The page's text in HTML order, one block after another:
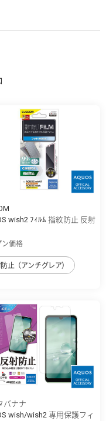
wish2 ﾌｨﾙﾑ 指紋防止 反射
ン価格
止（アンチグレア）
バナナ
wish/wish2 専用保護フィ